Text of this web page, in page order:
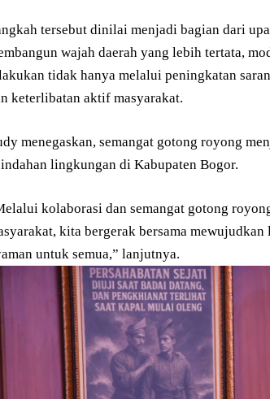
tersebut dinilai menjadi bagian dari
wajah daerah yang lebih tertata,
tidak hanya melalui peningkatan
keterlibatan aktif masyarakat.
menegaskan, semangat gotong royong
lingkungan di Kabupaten Bogor.
kolaborasi dan semangat gotong
kita bergerak bersama
untuk semua,” lanjutnya.